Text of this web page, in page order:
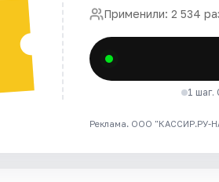
Применили: 2 534
1 шаг.
Реклама. ООО "КАССИР.РУ-